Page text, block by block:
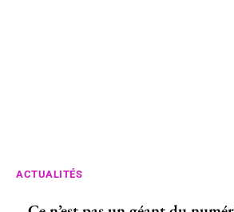
ACTUALITÉS